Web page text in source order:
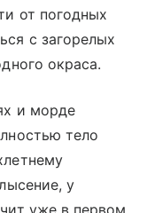
от погодных
с загорелых
окраса.
и морде
тело
у